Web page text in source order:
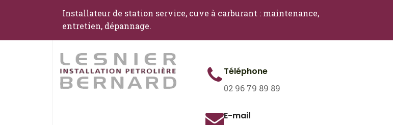
Installateur de station service, cuve à carburant : maintenance,
entretien, dépannage.
Téléphone
02 96 79 89 89
E-mail